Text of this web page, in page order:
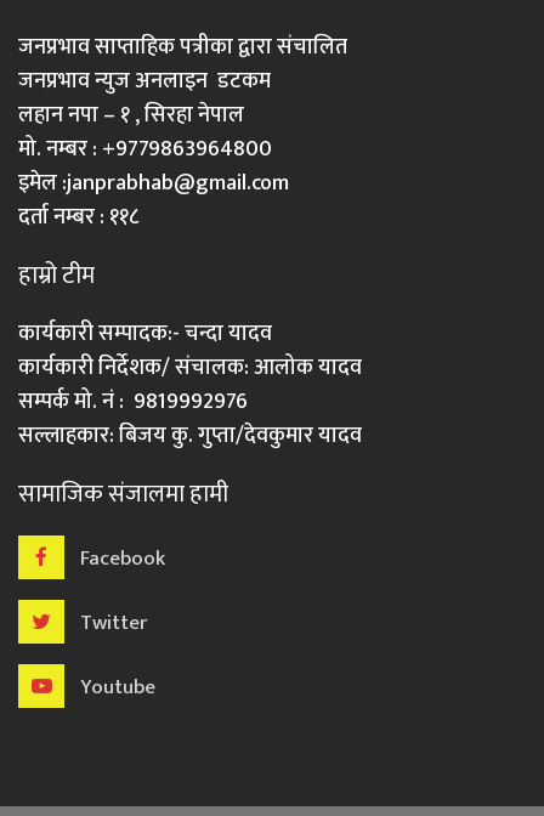
जनप्रभाव साप्ताहिक पत्रीका द्वारा संचालित
जनप्रभाव न्युज अनलाइन डटकम
लहान नपा – १ , सिरहा नेपाल
मो. नम्बर : +9779863964800
इमेल :janprabhab@gmail.com
दर्ता नम्बर : ११८
हाम्रो टीम
कार्यकारी सम्पादक:- चन्दा यादव
कार्यकारी निर्देशक/ संचालक: आलोक यादव
सम्पर्क मो. नं : 9819992976
सल्लाहकार: बिजय कु. गुप्ता/देवकुमार यादव
सामाजिक संजालमा हामी
Facebook
Twitter
Youtube